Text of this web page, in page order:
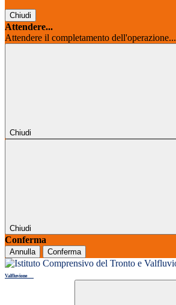
Chiudi
Attendere...
Attendere il completamento dell'operazione...
Chiudi
Chiudi
Conferma
Annulla Conferma
Valfluvione